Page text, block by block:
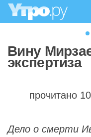
Вину
экспертиза
прочитано
Дело о смерти